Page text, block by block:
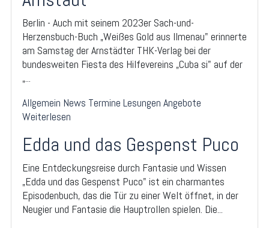
Berlin - Auch mit seinem 2023er Sach-und-
Herzensbuch-Buch „Weißes Gold aus Ilmenau" erinnerte
am Samstag der Arnstädter THK-Verlag bei der
bundesweiten Fiesta des Hilfevereins „Cuba si" auf der
„...
Allgemein News Termine Lesungen Angebote
Weiterlesen
Edda und das Gespenst Puco
Eine Entdeckungsreise durch Fantasie und Wissen
„Edda und das Gespenst Puco" ist ein charmantes
Episodenbuch, das die Tür zu einer Welt öffnet, in der
Neugier und Fantasie die Hauptrollen spielen. Die...